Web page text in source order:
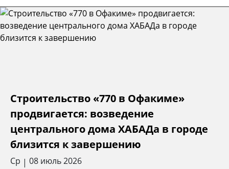
Строительство «770 в Офакиме»
продвигается: возведение
центрального дома ХАБАДа в городе
близится к завершению
Ср | 08 июль 2026